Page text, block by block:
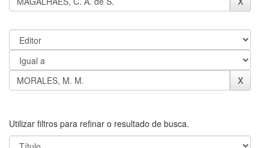
Utilizar filtros para refinar o resultado de busca.